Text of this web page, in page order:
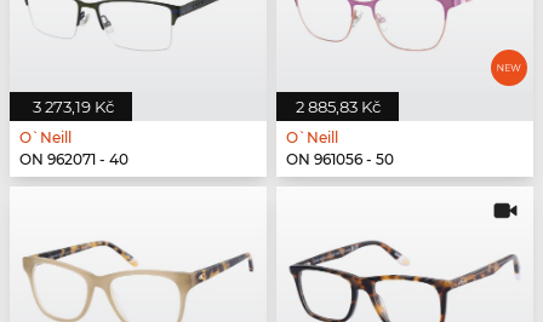
3 273,19 Kč
O`Neill
ON 962071 - 40
2 885,83 Kč
O`Neill
ON 961056 - 50